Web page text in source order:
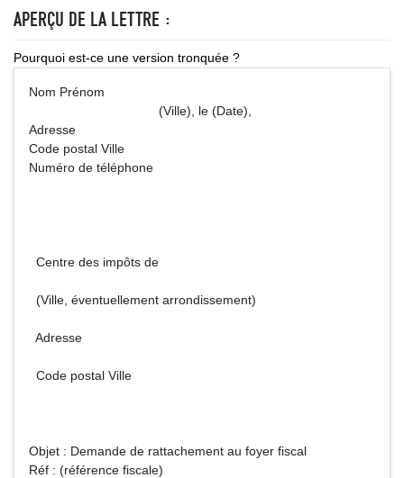
APERÇU DE LA LETTRE :
Pourquoi est-ce une version tronquée ?
Nom Prénom
(Ville), le (Date),
Adresse
Code postal Ville
Numéro de téléphone
Centre des impôts de
(Ville, éventuellement arrondissement)
Adresse
Code postal Ville
Objet : Demande de rattachement au foyer fiscal
Réf : (référence fiscale)